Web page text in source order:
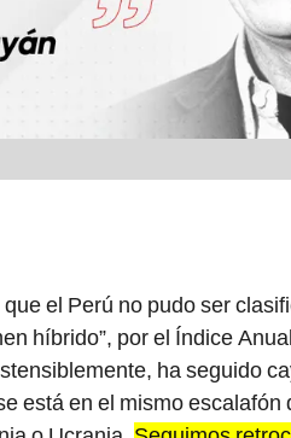
el Perú no pudo ser
híbrido”, por el Índice
ha seguido
está en el mismo escalafón